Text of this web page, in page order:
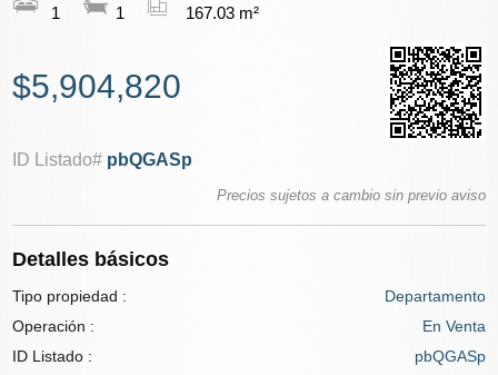
1 1 167.03 m²
$5,904,820
ID Listado# pbQGASp
Precios sujetos a cambio sin previo aviso
Detalles básicos
Tipo propiedad :
Departamento
Operación :
En Venta
ID Listado :
pbQGASp